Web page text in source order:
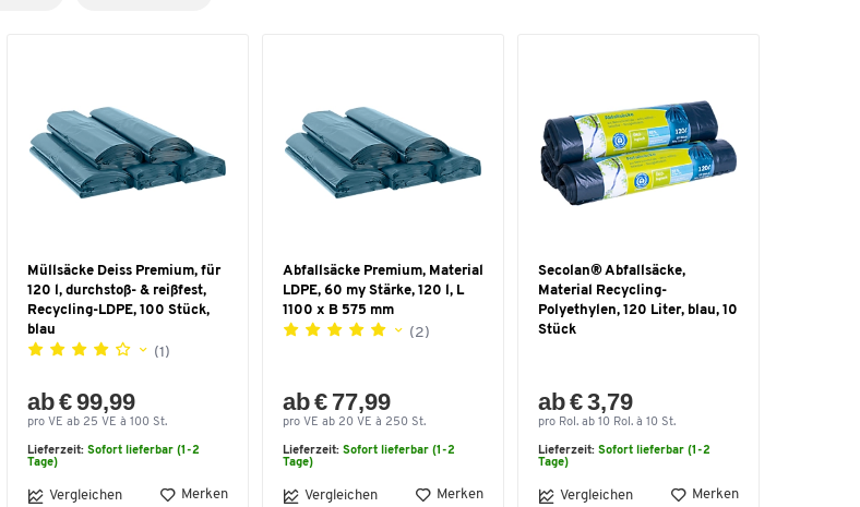
Müllsäcke Deiss Premium, für
120 l, durchstoß- & reißfest,
Recycling-LDPE, 100 Stück,
blau
(1)
ab € 99,99
pro VE ab 25 VE à 100 St.
Lieferzeit: Sofort lieferbar (1-2
Tage)
Vergleichen Merken
Abfallsäcke Premium, Material
LDPE, 60 my Stärke, 120 l, L
1100 x B 575 mm
(2)
ab € 77,99
pro VE ab 20 VE à 250 St.
Lieferzeit: Sofort lieferbar (1-2
Tage)
Vergleichen Merken
Secolan® Abfallsäcke,
Material Recycling-
Polyethylen, 120 Liter, blau, 10
Stück
ab € 3,79
pro Rol. ab 10 Rol. à 10 St.
Lieferzeit: Sofort lieferbar (1-2
Tage)
Vergleichen Merken